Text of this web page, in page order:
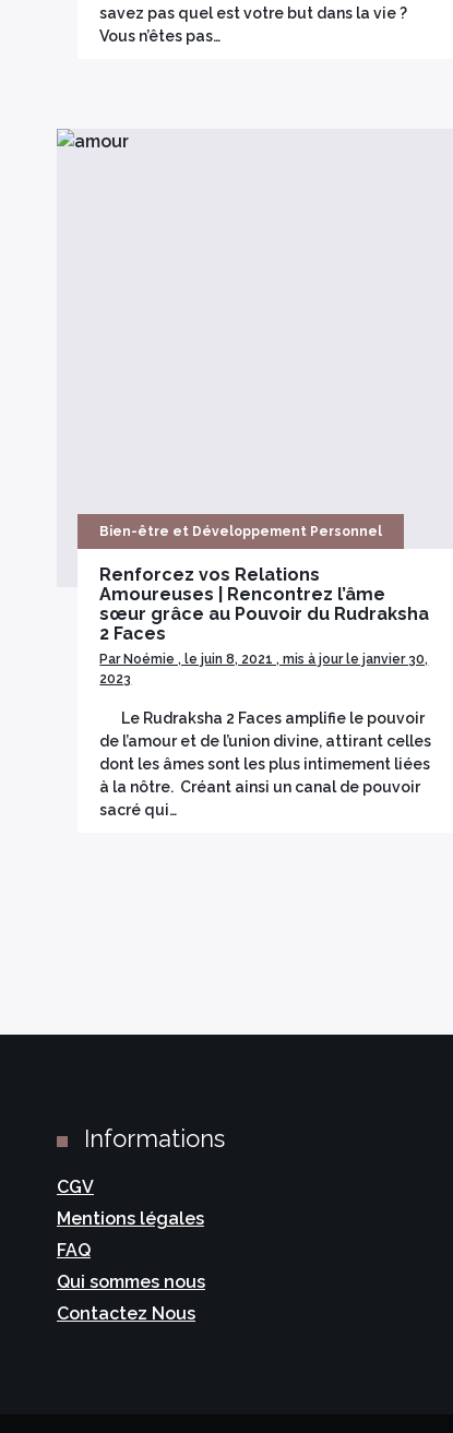
savez pas quel est votre but dans la vie ?
Vous n’êtes pas…
Bien-être et Développement Personnel
Renforcez vos Relations
Amoureuses | Rencontrez l’âme
sœur grâce au Pouvoir du Rudraksha
2 Faces
Par Noémie , le juin 8, 2021 , mis à jour le janvier 30,
2023
Le Rudraksha 2 Faces amplifie le pouvoir
de l’amour et de l’union divine, attirant celles
dont les âmes sont les plus intimement liées
à la nôtre. Créant ainsi un canal de pouvoir
sacré qui…
Informations
CGV
Mentions légales
FAQ
Qui sommes nous
Contactez Nous